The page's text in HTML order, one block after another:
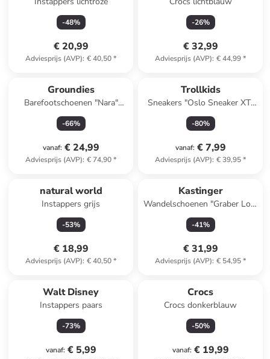
-48%
€ 20,99
Adviesprijs (AVP): € 40,50*
-26%
€ 32,99
Adviesprijs (AVP): € 44,99*
Groundies
Barefootschoenen "Nara"
grijs/wit
-66%
vanaf: € 24,99
Adviesprijs (AVP): € 74,90*
Trollkids
Sneakers "Oslo Sneaker XT"
lichtroze
-80%
vanaf: € 7,99
Adviesprijs (AVP): € 39,95*
natural world
Instappers grijs
-53%
€ 18,99
Adviesprijs (AVP): € 40,50*
Kastinger
Wandelschoenen "Graber Low
EV KTX" blauw
-41%
€ 31,99
Adviesprijs (AVP): € 54,95*
Walt Disney
Instappers paars
-73%
vanaf: € 5,99
Crocs
Crocs donkerblauw
-50%
vanaf: € 19,99